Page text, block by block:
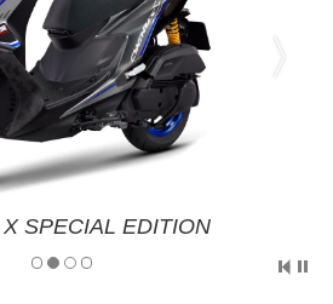
SPECIAL EDITION
SPECIAL EDITION